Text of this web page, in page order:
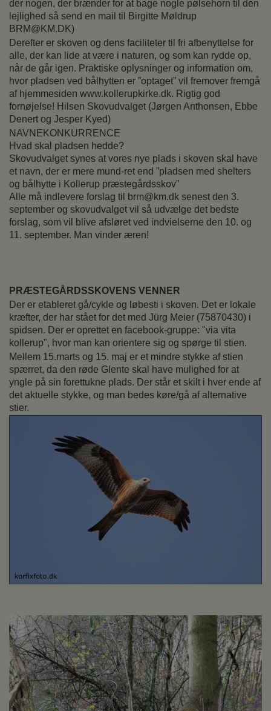
der nogen, der brænder for at bage nogle pølsehorn til den
lejlighed så send en mail til Birgitte Møldrup
BRM@KM.DK)
Derefter er skoven og dens faciliteter til fri afbenyttelse for
alle, der kan lide at være i naturen, og som kan rydde op,
når de går igen. Praktiske oplysninger og information om,
hvor pladsen ved bålhytten er ”optaget” vil fremover fremgå
af hjemmesiden www.kollerupkirke.dk. Rigtig god
fornøjelse! Hilsen Skovudvalget (Jørgen Anthonsen, Ebbe
Denert og Jesper Kyed)
NAVNEKONKURRENCE
Hvad skal pladsen hedde?
Skovudvalget synes at vores nye plads i skoven skal have
et navn, der er mere mund-ret end ”pladsen med shelters
og bålhytte i Kollerup præstegårdsskov”
Alle må indlevere forslag til brm@km.dk senest den 3.
september og skovudvalget vil så udvælge det bedste
forslag, som vil blive afsløret ved indvielserne den 10. og
11. september. Man vinder æren!
PRÆSTEGÅRDSSKOVENS VENNER
Der er etableret gå/cykle og løbesti i skoven. Det er lokale
kræfter, der har stået for det med Jürg Meier (75870430) i
spidsen. Der er oprettet en facebook-gruppe: "via vita
kollerup", hvor man kan orientere sig og spørge til stien.
Mellem 15.marts og 15. maj er et mindre stykke af stien
spærret, da den røde Glente skal have mulighed for at
yngle på sin forettukne plads. Der står et skilt i hver ende af
det aktuelle stykke, og man bedes køre/gå af alternative
stier.